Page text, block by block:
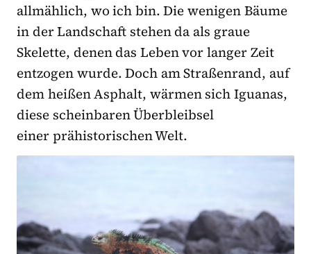
allmählich, wo ich bin. Die wenigen Bäume
in der Landschaft stehen da als graue
Skelette, denen das Leben vor langer Zeit
entzogen wurde. Doch am Straßenrand, auf
dem heißen Asphalt, wärmen sich Iguanas,
diese scheinbaren Überbleibsel
einer prähistorischen Welt.